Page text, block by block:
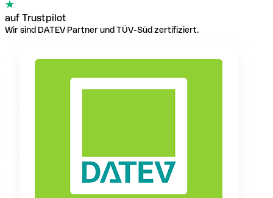
auf Trustpilot
Wir sind DATEV Partner und TÜV-Süd zertifiziert.